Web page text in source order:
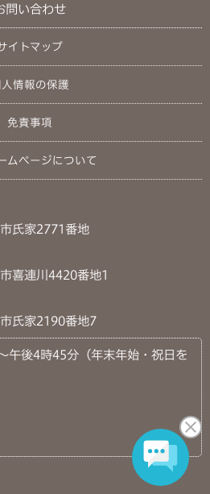
問い合わせ
イトマップ
情報の保護
免責事項
ムページについて
氏家2771番地
喜連川4420番地1
氏家2190番地7
午後4時45分（年末年始・祝日を